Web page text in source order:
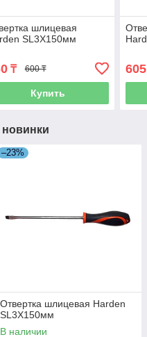
шлицевая
SL3Х150мм
₸ 600 ₸
Купить
605
–23%
Отвертка шлицевая Harden
SL3Х150мм
В наличии